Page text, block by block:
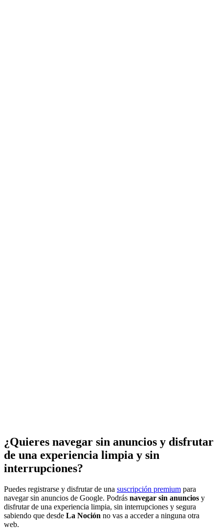
¿Quieres navegar sin anuncios y disfrutar
de una experiencia limpia y sin
interrupciones?
Puedes registrarse y disfrutar de una suscripción premium para
navegar sin anuncios de Google. Podrás navegar sin anuncios y
disfrutar de una experiencia limpia, sin interrupciones y segura
sabiendo que desde La Noción no vas a acceder a ninguna otra
web.